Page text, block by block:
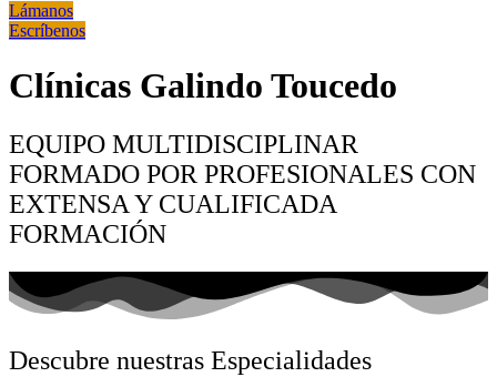
Lámanos
Escríbenos
Clínicas Galindo Toucedo
EQUIPO MULTIDISCIPLINAR
FORMADO POR PROFESIONALES CON
EXTENSA Y CUALIFICADA
FORMACIÓN
Descubre nuestras Especialidades